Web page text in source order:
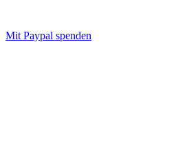
Mit Paypal spenden